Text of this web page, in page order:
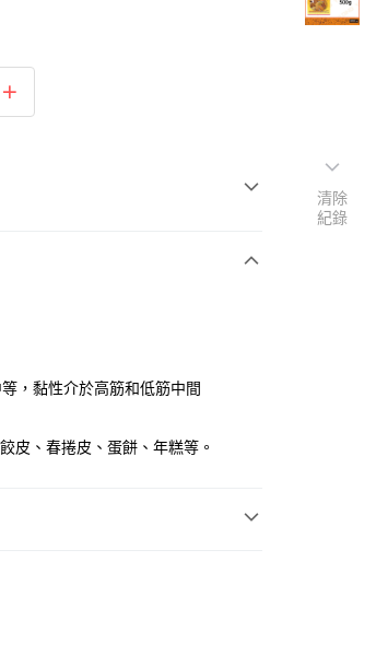
，黏性介於高筋和低筋中間
皮、春捲皮、蛋餅、年糕等。
清除
紀錄